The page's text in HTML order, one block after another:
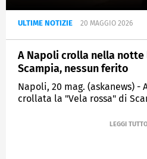
ULTIME NOTIZIE 20 MAGGIO 2026
A Napoli crolla nella notte
Scampia, nessun ferito
Napoli, 20 mag. (askanews)
crollata la "Vela rossa" di
dopo l'intervento dei Vigili